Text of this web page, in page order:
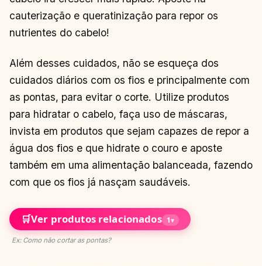
cauterização e queratinização para repor os
nutrientes do cabelo!
Além desses cuidados, não se esqueça dos
cuidados diários com os fios e principalmente com
as pontas, para evitar o corte. Utilize produtos
para hidratar o cabelo, faça uso de máscaras,
invista em produtos que sejam capazes de repor a
água dos fios e que hidrate o couro e aposte
também em uma alimentação balanceada, fazendo
com que os fios já nasçam saudáveis.
🛒Ver produtos relacionados 1▾
Ex: Como não cortar as pontas?